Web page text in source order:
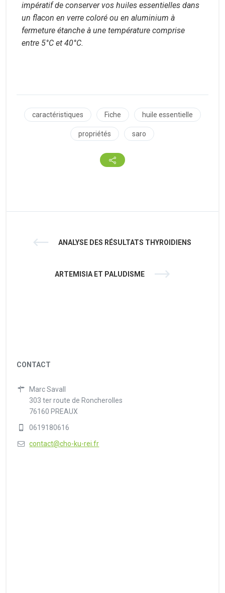
impératif de conserver vos huiles essentielles dans
un flacon en verre coloré ou en aluminium à
fermeture étanche à une température comprise
entre 5°C et 40°C.
caractéristiques Fiche huile essentielle
propriétés saro
ANALYSE DES RÉSULTATS THYROIDIENS
ARTEMISIA ET PALUDISME
CONTACT
Marc Savall
303 ter route de Roncherolles
76160 PREAUX
0619180616
contact@cho-ku-rei.fr